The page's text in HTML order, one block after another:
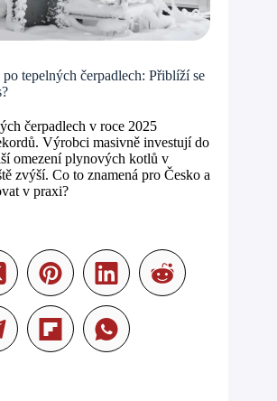
tepelných čerpadlech: Přiblíží se
čerpadlech v roce 2025
Výrobci masivně investují do
omezení plynových kotlů v
zvýší. Co to znamená pro Česko a
v praxi?